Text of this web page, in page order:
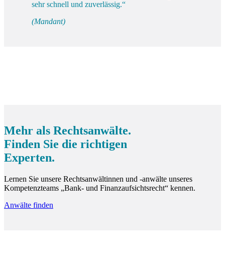
sehr schnell und zuverlässig.“
(Mandant)
Mehr als Rechtsanwälte.
Finden Sie die richtigen
Experten.
Lernen Sie unsere Rechtsanwältinnen und -anwälte unseres
Kompetenzteams „Bank- und Finanzaufsichtsrecht“ kennen.
Anwälte finden